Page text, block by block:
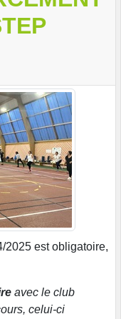
2025 est obligatoire,
avec le club
celui-ci